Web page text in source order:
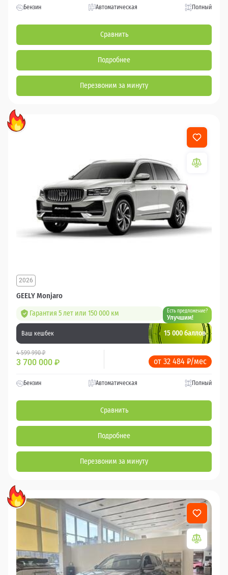
Бензин Автоматическая Полный
Сравнить
Подробнее
Перезвоним за минуту
GEELY Monjaro
2026
Гарантия 5 лет или 150 000 км Есть предложение?
Улучшим!
Ваш кешбек 15 000 баллов
4 599 990 ₽
3 700 000 ₽ от 32 484 ₽/мес
Бензин Автоматическая Полный
Сравнить
Подробнее
Перезвоним за минуту